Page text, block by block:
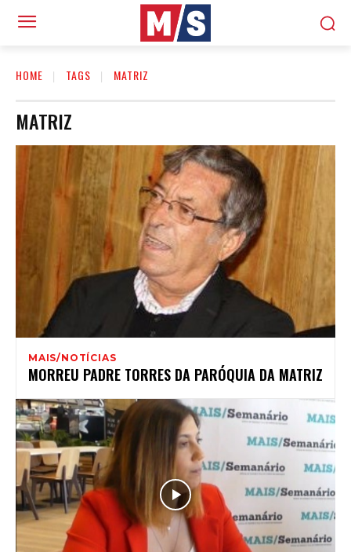
HOME TAGS MATRIZ
MATRIZ
MAIS/NOTÍCIAS
MORREU PADRE TORRES DA PARÓQUIA DA MATRIZ